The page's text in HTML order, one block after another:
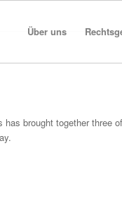
Über uns
brought together three